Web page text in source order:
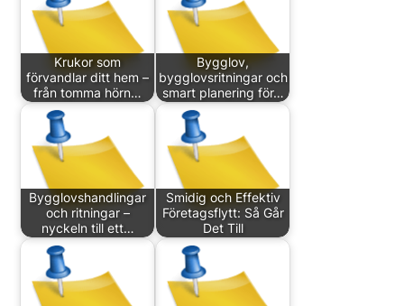
Krukor som
förvandlar ditt hem –
från tomma hörn…
Bygglov,
bygglovsritningar och
smart planering för…
Bygglovshandlingar
och ritningar –
nyckeln till ett…
Smidig och Effektiv
Företagsflytt: Så Går
Det Till